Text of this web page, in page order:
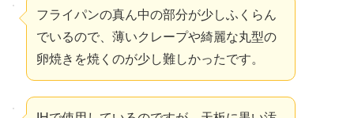
フライパンの真ん中の部分が少しふくらん
でいるので、薄いクレープや綺麗な丸型の
卵焼きを焼くのが少し難しかったです。